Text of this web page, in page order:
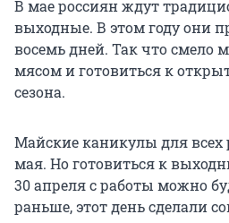
В мае россиян ждут
выходные. В этом году они
восемь дней. Так что смело
мясом и готовиться к
сезона.
Майские каникулы для всех
мая. Но готовиться к
30 апреля с работы можно
раньше, этот день сделали